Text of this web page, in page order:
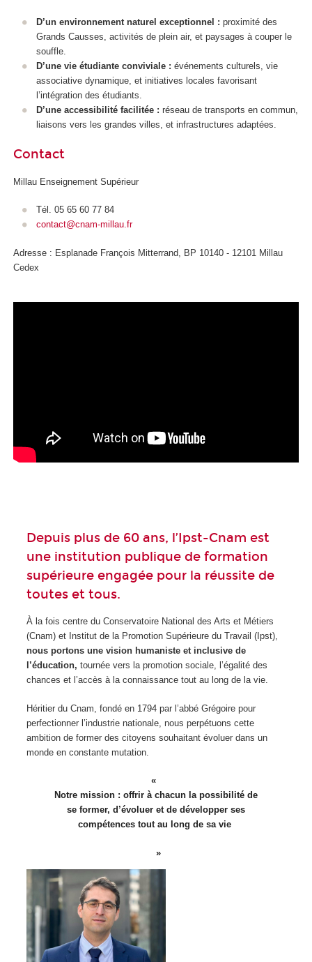
D’un environnement naturel exceptionnel : proximité des
Grands Causses, activités de plein air, et paysages à couper le
souffle.
D’une vie étudiante conviviale : événements culturels, vie
associative dynamique, et initiatives locales favorisant
l’intégration des étudiants.
D’une accessibilité facilitée : réseau de transports en commun,
liaisons vers les grandes villes, et infrastructures adaptées.
Contact
Millau Enseignement Supérieur
Tél. 05 65 60 77 84
contact@cnam-millau.fr
Adresse : Esplanade François Mitterrand, BP 10140 - 12101 Millau
Cedex
Depuis plus de 60 ans, l’Ipst-Cnam est
une institution publique de formation
supérieure engagée pour la réussite de
toutes et tous.
À la fois centre du Conservatoire National des Arts et Métiers
(Cnam) et Institut de la Promotion Supérieure du Travail (Ipst),
nous portons une vision humaniste et inclusive de
l’éducation, tournée vers la promotion sociale, l’égalité des
chances et l’accès à la connaissance tout au long de la vie.
Héritier du Cnam, fondé en 1794 par l’abbé Grégoire pour
perfectionner l’industrie nationale, nous perpétuons cette
ambition de former des citoyens souhaitant évoluer dans un
monde en constante mutation.
Notre mission : offrir à chacun la possibilité de
se former, d’évoluer et de développer ses
compétences tout au long de sa vie